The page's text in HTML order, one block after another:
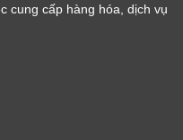
cung cấp hàng hóa, dịch vụ